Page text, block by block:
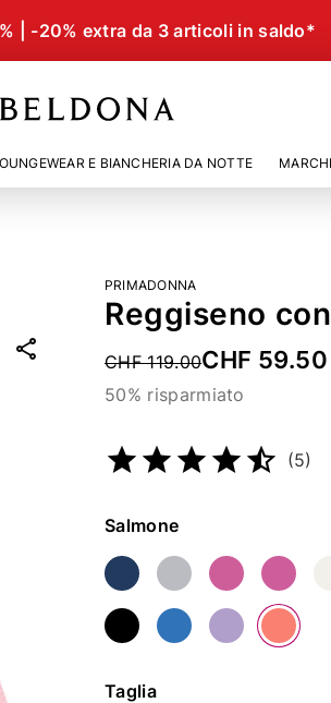
| -20% extra da 3 articoli in saldo*
E BIANCHERIA DA NOTTE
PRIMADONNA
Reggiseno
Price reduced from
CHF 119.00CHF 59.50
50% risparmiato
(5)
Colore
Salmone
Taglia